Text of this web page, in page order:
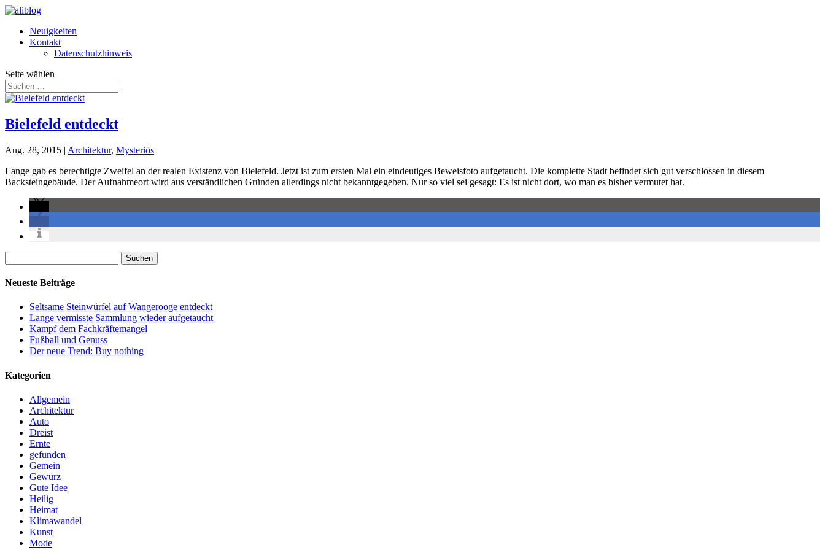
Neuigkeiten
Kontakt
Datenschutzhinweis
Seite wählen
Bielefeld entdeckt
Aug. 28, 2015 | Architektur, Mysteriös
Lange gab es berechtigte Zweifel an der realen Existenz von Bielefeld. Jetzt ist zum ersten Mal ein eindeutiges Beweisfoto aufgetaucht. Die komplette Stadt befindet sich gut verschlossen in diesem
Backsteingebäude. Der Aufnahmeort wird aus verständlichen Gründen allerdings nicht bekanntgegeben. Nur so viel sei gesagt: Es ist nicht dort, wo man es bisher vermutet hat.
nach:
Neueste Beiträge
Seltsame Steinwürfel auf Wangerooge entdeckt
Lange vermisste Sammlung wieder aufgetaucht
Kampf dem Fachkräftemangel
Fußball und Genuss
Der neue Trend: Buy nothing
Kategorien
Allgemein
Architektur
Auto
Dreist
Ernte
gefunden
Gemein
Gewürz
Gute Idee
Heilig
Heimat
Klimawandel
Kunst
Mode